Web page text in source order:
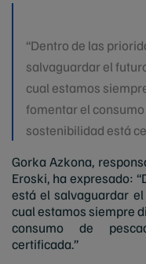
“Dentro de las
salvaguardar el
cual estamos
fomentar el
sostenibilidad está
Gorka Azkona,
Eroski, ha expresado:
está el salvaguardar
cual estamos siempre
consumo de
certificada.”